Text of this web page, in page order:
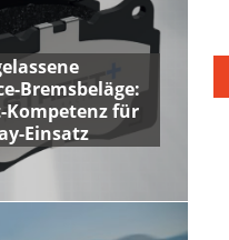
Bremsbeläge:
für
Einsatz